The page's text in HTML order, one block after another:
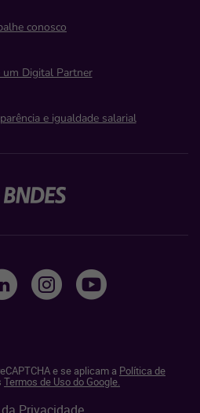
conosco
um Digital Partner
e igualdade salarial
e se aplicam a Política de
Termos de Uso do Google.